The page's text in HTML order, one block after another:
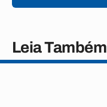
Leia Também